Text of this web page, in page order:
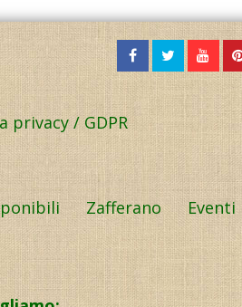
privacy / GDPR
Zafferano Eventi